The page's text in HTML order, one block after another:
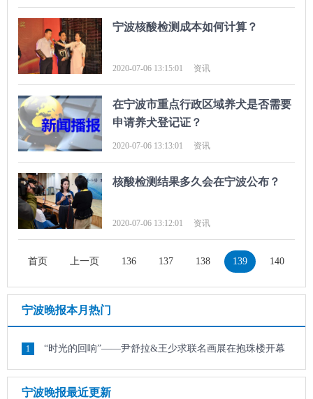
宁波核酸检测成本如何计算？
2020-07-06 13:15:01 资讯
在宁波市重点行政区域养犬是否需要
申请养犬登记证？
2020-07-06 13:13:01 资讯
核酸检测结果多久会在宁波公布？
2020-07-06 13:12:01 资讯
首页 上一页 136 137 138 139 140
宁波晚报本月热门
1 “时光的回响”——尹舒拉&王少求联名画展在抱珠楼开幕
宁波晚报最近更新